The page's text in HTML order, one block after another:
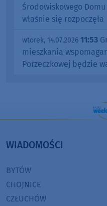
Środowiskowego
właśnie się rozpoczęła
wtorek, 14.07.2026 11:53
mieszkania
Porzeczkowej będzie
WIADOMOŚCI
BYTÓW
CHOJNICE
CZŁUCHÓW